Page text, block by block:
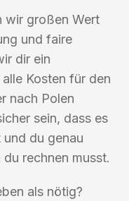
wir großen Wert
und faire
dir ein
Kosten für den
nach Polen
sein, dass es
du genau
rechnen musst.
als nötig?